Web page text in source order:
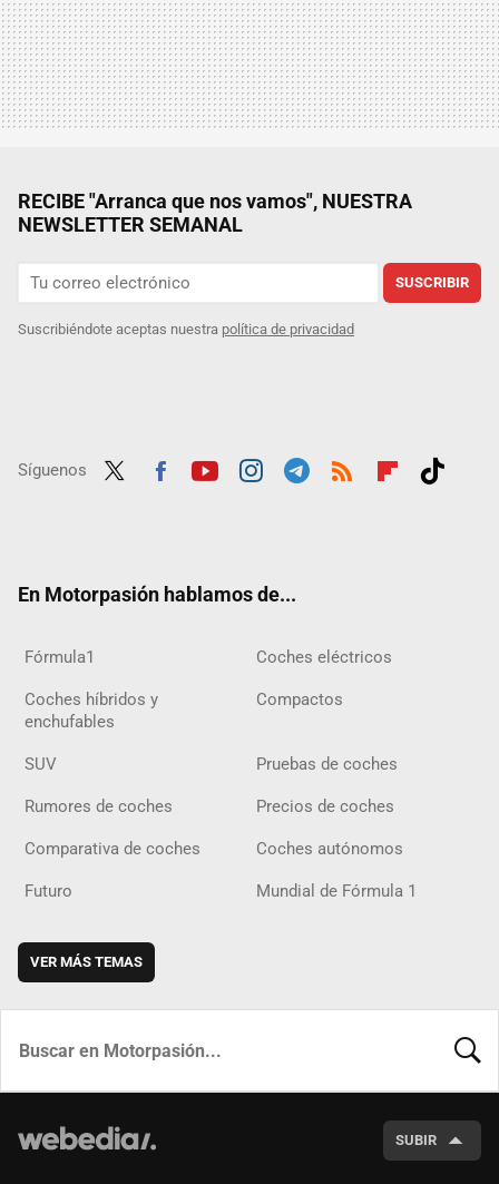
RECIBE "Arranca que nos vamos", NUESTRA
NEWSLETTER SEMANAL
SUSCRIBIR
Suscribiéndote aceptas nuestra política de privacidad
Síguenos
En Motorpasión hablamos de...
Fórmula1 Coches eléctricos
Coches híbridos y
enchufables
Compactos
SUV Pruebas de coches
Rumores de coches Precios de coches
Comparativa de coches Coches autónomos
Futuro Mundial de Fórmula 1
VER MÁS TEMAS
SUBIR